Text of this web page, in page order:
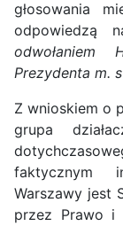
głosowania
odpowiedzą
odwołaniem
Prezydenta m.
Z wnioskiem o
grupa
faktycznym
Warszawy jest
przez Prawo i